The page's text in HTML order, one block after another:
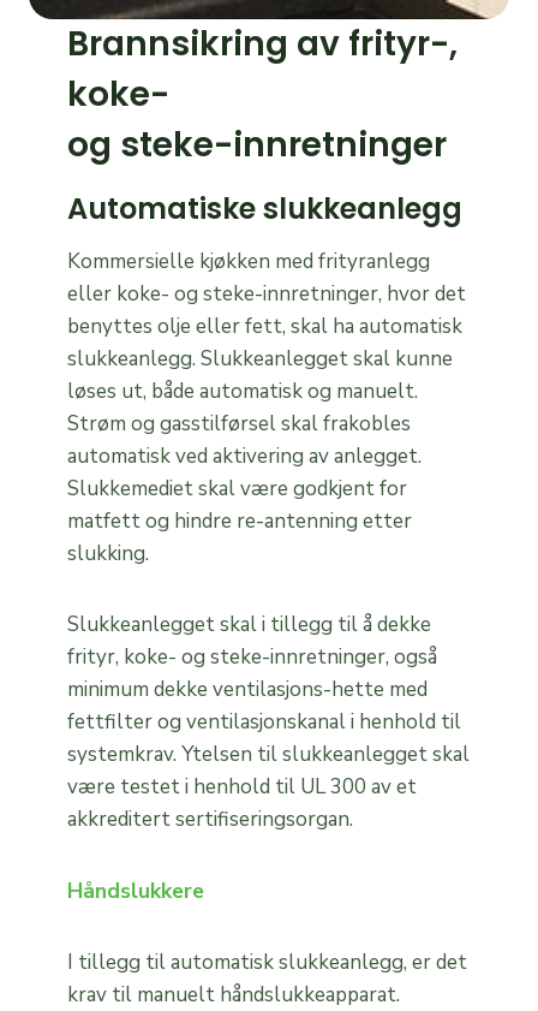
Brannsikring av frityr-,
koke-
og steke-innretninger
Automatiske slukkeanlegg
Kommersielle kjøkken med frityranlegg
eller koke- og steke-innretninger, hvor det
benyttes olje eller fett, skal ha automatisk
slukkeanlegg. Slukkeanlegget skal kunne
løses ut, både automatisk og manuelt.
Strøm og gasstilførsel skal frakobles
automatisk ved aktivering av anlegget.
Slukkemediet skal være godkjent for
matfett og hindre re-antenning etter
slukking.
Slukkeanlegget skal i tillegg til å dekke
frityr, koke- og steke-innretninger, også
minimum dekke ventilasjons-hette med
fettfilter og ventilasjonskanal i henhold til
systemkrav. Ytelsen til slukkeanlegget skal
være testet i henhold til UL 300 av et
akkreditert sertifiseringsorgan.
Håndslukkere
I tillegg til automatisk slukkeanlegg, er det
krav til manuelt håndslukkeapparat.